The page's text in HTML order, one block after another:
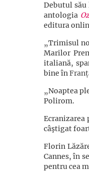
Debutul
antologia
editura
„Trimisul
Marilor
italiană,
bine în
„Noaptea
Polirom.
câştigat
Florin
Cannes, în
pentru cea